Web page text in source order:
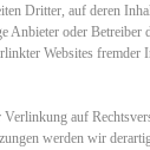
Dritter, auf deren
Anbieter oder
Websites fremder
Verlinkung auf
werden wir